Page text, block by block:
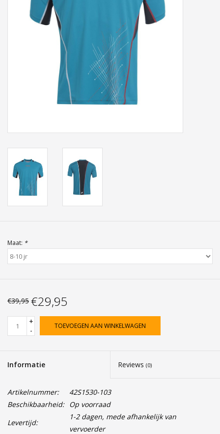
Accessoires
Maat: *
€39,95 €29,95
+
-
TOEVOEGEN AAN WINKELWAGEN
Informatie Reviews (0)
Artikelnummer:
42S1530-103
Beschikbaarheid: Op voorraad
Levertijd:
1-2 dagen, mede afhankelijk van
vervoerder